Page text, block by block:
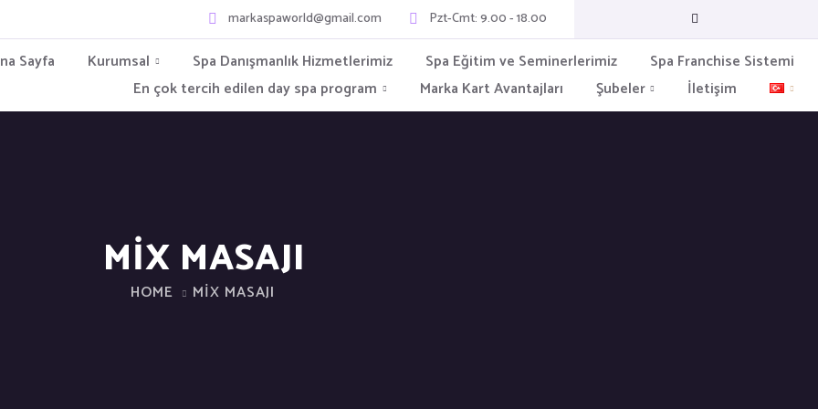
markaspaworld@gmail.com Pzt-Cmt: 9.00 - 18.00
Sayfa Kurumsal Spa Danışmanlık Hizmetlerimiz Spa Eğitim ve Seminerlerimiz
Spa Franchise Sistemi
En çok tercih edilen day spa program
Marka Kart Avantajları Şubeler İletişim
MIX MASAJI
HOME MIX MASAJI